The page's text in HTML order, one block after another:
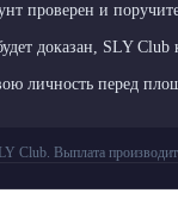
проверен и
доказан, SLY Club
личность перед
Club. Выплата